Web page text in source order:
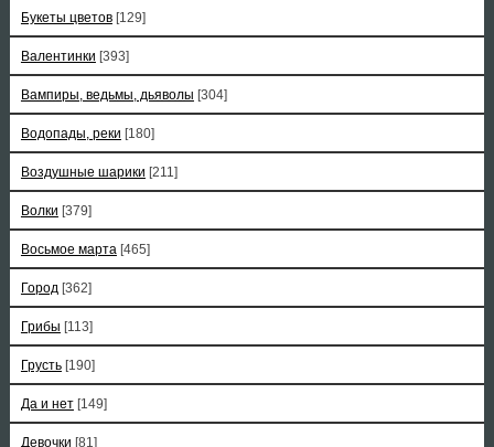
Букеты цветов [129]
Валентинки [393]
Вампиры, ведьмы, дьяволы [304]
Водопады, реки [180]
Воздушные шарики [211]
Волки [379]
Восьмое марта [465]
Город [362]
Грибы [113]
Грусть [190]
Да и нет [149]
Девочки [81]